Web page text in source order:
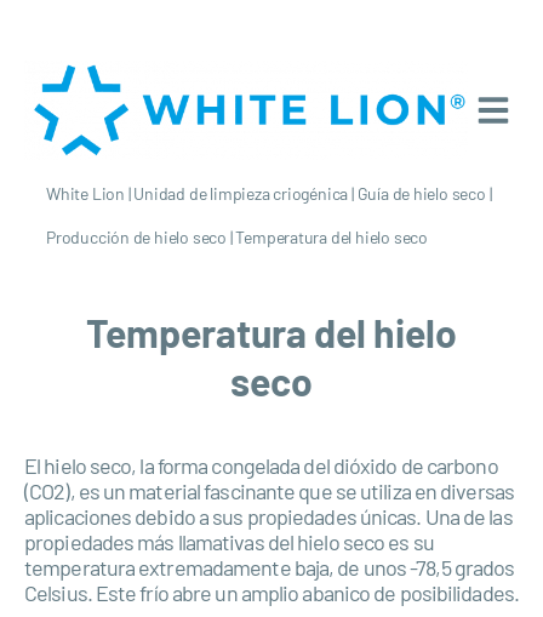
White Lion |Unidad de limpieza criogénica| Guía de hielo seco |
Producción de hielo seco |Temperatura del hielo seco
Temperatura del hielo
seco
El hielo seco, la forma congelada del dióxido de carbono
(CO2), es un material fascinante que se utiliza en diversas
aplicaciones debido a sus propiedades únicas. Una de las
propiedades más llamativas del hielo seco es su
temperatura extremadamente baja, de unos -78,5 grados
Celsius. Este frío abre un amplio abanico de posibilidades.